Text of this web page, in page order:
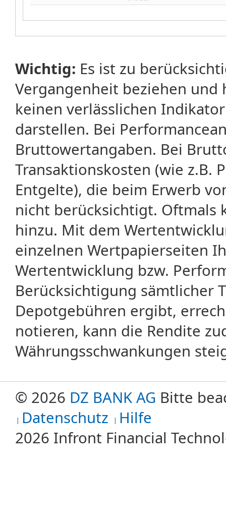
Wichtig: Es ist zu
Vergangenheit beziehen
keinen verlässlichen
darstellen. Bei
Bruttowertangaben. Bei
Transaktionskosten (wie z.B.
Entgelte), die beim Erwerb
nicht berücksichtigt. Oftmals
hinzu. Mit dem
einzelnen Wertpapierseiten
Wertentwicklung bzw.
Berücksichtigung sämtlicher
Depotgebühren ergibt,
notieren, kann die Rendite
Währungsschwankungen
© 2026 DZ BANK AG Bitte
Datenschutz Hilfe
2026 Infront Financial